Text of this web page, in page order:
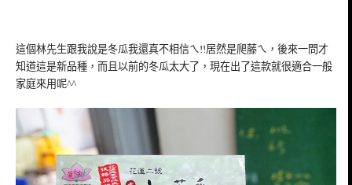
這個林先生跟我說是冬瓜我還真不相信ㄟ!!居然是爬藤ㄟ，後來一問才
知道這是新品種，而且以前的冬瓜太大了，現在出了這款就很適合一般
家庭來用呢^^